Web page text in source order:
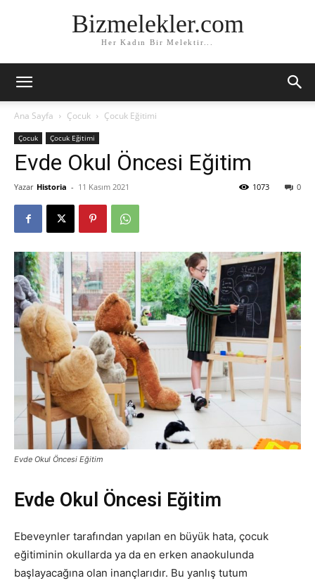
Bizmelekler.com
Her Kadın Bir Melektir...
Ana Sayfa Çocuk Çocuk Eğitimi
Çocuk Çocuk Eğitimi
Evde Okul Öncesi Eğitim
Yazar Historia - 11 Kasım 2021 0
1073
Evde Okul Öncesi Eğitim
Evde Okul Öncesi Eğitim
Ebeveynler tarafından yapılan en büyük hata, çocuk
eğitiminin okullarda ya da en erken anaokulunda
başlayacağına olan inançlarıdır. Bu yanlış tutum